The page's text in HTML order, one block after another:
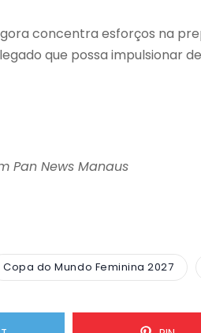
concentra esforços na
que possa impulsionar
Pan News Manaus
Copa do Mundo Feminina 2027